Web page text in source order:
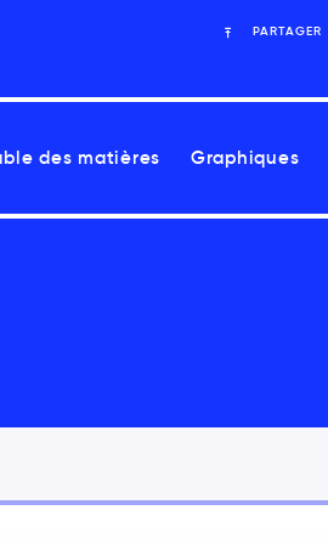
PARTAGER
des matières Graphiques